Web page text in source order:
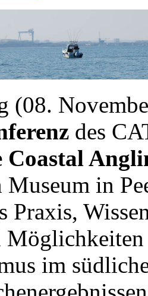
(08.
des
Coastal
Museum in
Praxis,
im